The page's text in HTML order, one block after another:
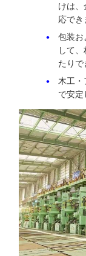
けは、
応でき
包装お
して
たりで
木工・
で安定